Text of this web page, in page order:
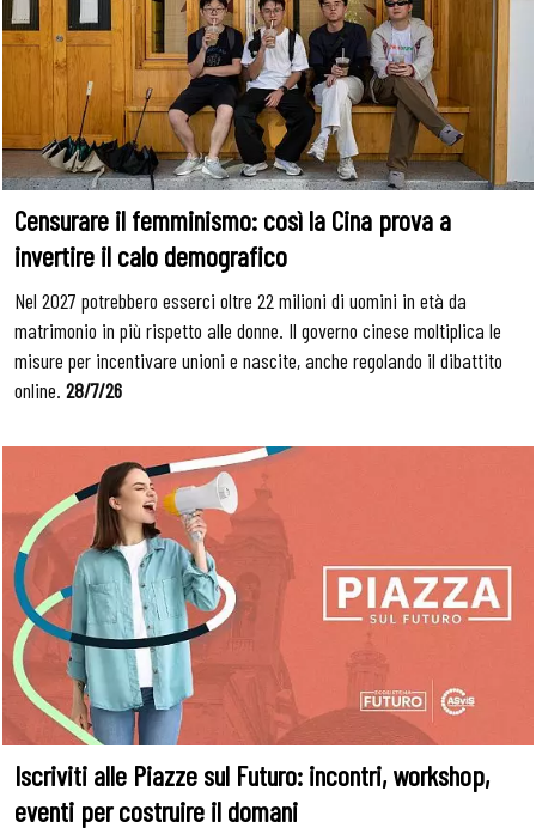
Censurare il femminismo: così la Cina prova a
invertire il calo demografico
Nel 2027 potrebbero esserci oltre 22 milioni di uomini in età da
matrimonio in più rispetto alle donne. Il governo cinese moltiplica le
misure per incentivare unioni e nascite, anche regolando il dibattito
online. 28/7/26
Iscriviti alle Piazze sul Futuro: incontri, workshop,
eventi per costruire il domani